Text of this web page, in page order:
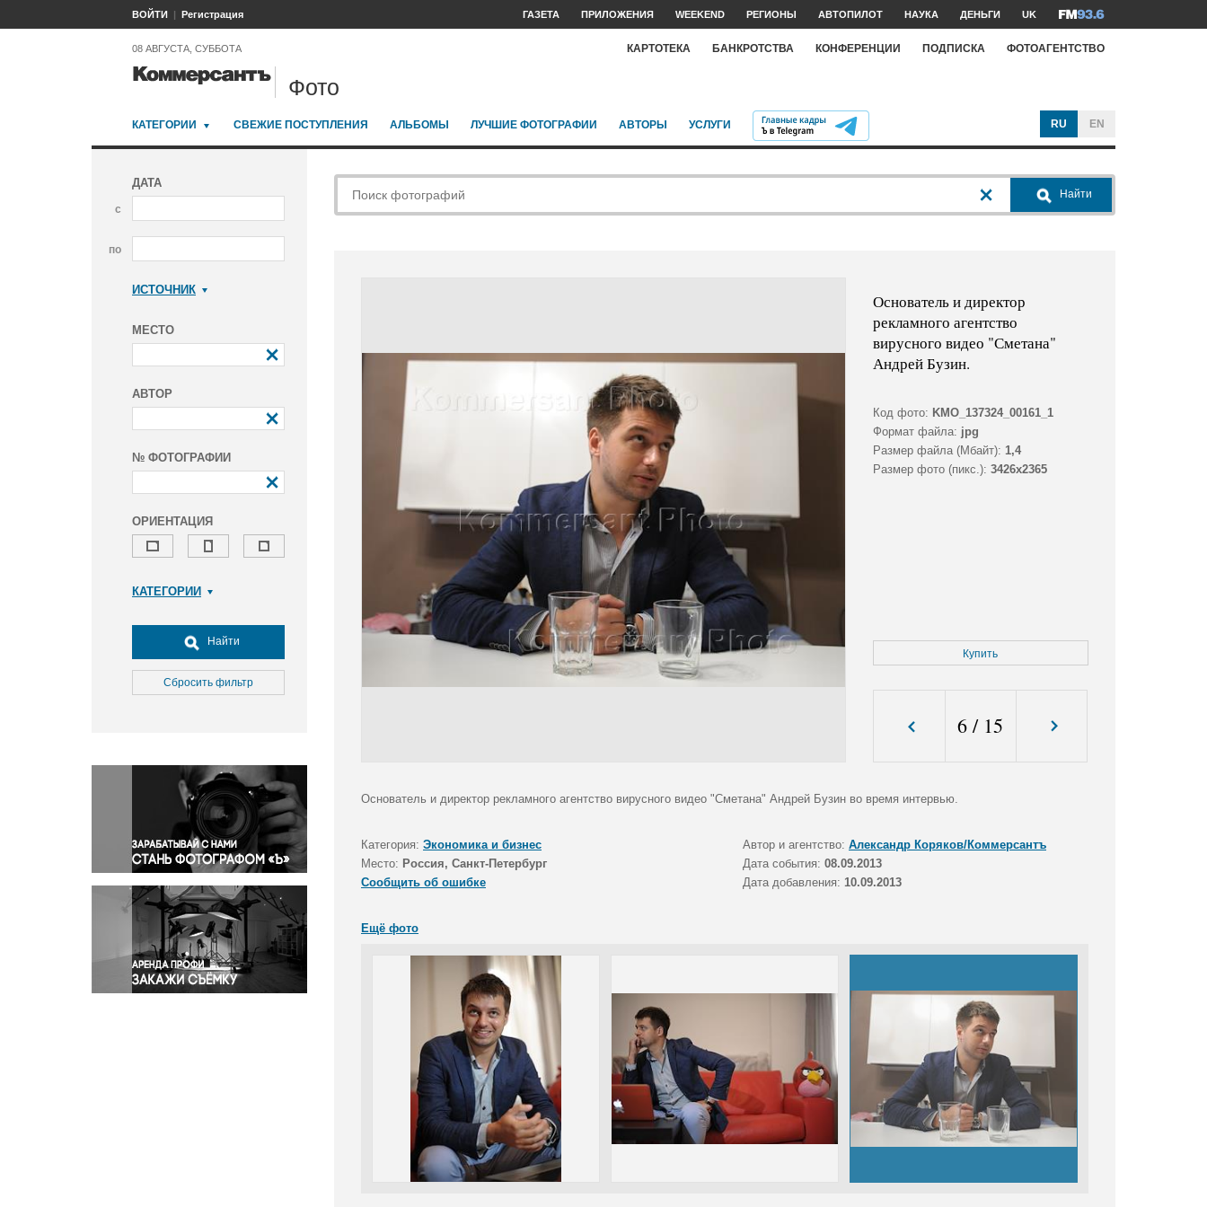
ВОЙТИ Регистрация ГАЗЕТА ПРИЛОЖЕНИЯ WEEKEND РЕГИОНЫ АВТОПИЛОТ НАУКА ДЕНЬГИ UK
08 АВГУСТА, СУББОТА КАРТОТЕКА БАНКРОТСТВА КОНФЕРЕНЦИИ ПОДПИСКА ФОТОАГЕНТСТВО
Фото
КАТЕГОРИИ СВЕЖИЕ ПОСТУПЛЕНИЯ АЛЬБОМЫ ЛУЧШИЕ ФОТОГРАФИИ АВТОРЫ УСЛУГИ RU EN
ДАТА
с
по
ИСТОЧНИК
МЕСТО
АВТОР
№ ФОТОГРАФИИ
ОРИЕНТАЦИЯ
КАТЕГОРИИ
Досуг, туризм и отдых
Культура
Медицина
Окружающая среда
Политика
Правосудие
Происшествия и конфликты
Религия
Светская жизнь
Спорт
Экология
Экономика и бизнес
Найти
Сбросить фильтр
Найти
Основатель и директор
рекламного агентство
вирусного видео "Сметана"
Андрей Бузин.
Код фото: KMO_137324_00161_1
Формат файла: jpg
Размер файла (Мбайт): 1,4
Размер фото (пикс.): 3426x2365
Купить
6 / 15
Основатель и директор рекламного агентство вирусного видео "Сметана" Андрей Бузин во время интервью.
Категория: Экономика и бизнес Автор и агентство: Александр Коряков/Коммерсантъ
Место: Россия, Санкт-Петербург Дата события: 08.09.2013
Сообщить об ошибке
Дата добавления: 10.09.2013
Ещё фото